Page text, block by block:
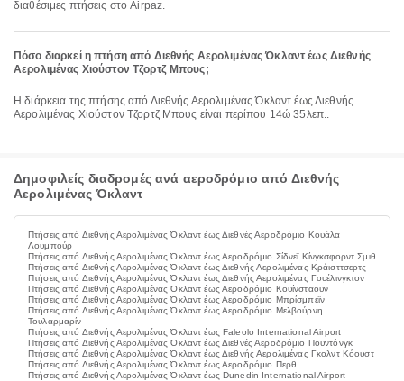
διαθέσιμες πτήσεις στο Airpaz.
Πόσο διαρκεί η πτήση από Διεθνής Αερολιμένας Όκλαντ έως Διεθνής
Αερολιμένας Χιούστον Τζορτζ Μπους;
Η διάρκεια της πτήσης από Διεθνής Αερολιμένας Όκλαντ έως Διεθνής
Αερολιμένας Χιούστον Τζορτζ Μπους είναι περίπου 14ώ 35λεπ..
Δημοφιλείς διαδρομές ανά αεροδρόμιο από Διεθνής
Αερολιμένας Όκλαντ
Πτήσεις από Διεθνής Αερολιμένας Όκλαντ έως Διεθνές Αεροδρόμιο Κουάλα
Λουμπούρ
Πτήσεις από Διεθνής Αερολιμένας Όκλαντ έως Αεροδρόμιο Σίδνεϊ Κίνγκσφορντ Σμιθ
Πτήσεις από Διεθνής Αερολιμένας Όκλαντ έως Διεθνής Αερολιμένας Κράισττσερτς
Πτήσεις από Διεθνής Αερολιμένας Όκλαντ έως Διεθνής Αερολιμένας Γουέλινγκτον
Πτήσεις από Διεθνής Αερολιμένας Όκλαντ έως Αεροδρόμιο Κουίνσταουν
Πτήσεις από Διεθνής Αερολιμένας Όκλαντ έως Αεροδρόμιο Μπρίσμπεϊν
Πτήσεις από Διεθνής Αερολιμένας Όκλαντ έως Αεροδρόμιο Μελβούρνη
Τουλαρμαρίν
Πτήσεις από Διεθνής Αερολιμένας Όκλαντ έως Faleolo International Airport
Πτήσεις από Διεθνής Αερολιμένας Όκλαντ έως Διεθνές Αεροδρόμιο Πουντόνγκ
Πτήσεις από Διεθνής Αερολιμένας Όκλαντ έως Διεθνής Αερολιμένας Γκολντ Κόουστ
Πτήσεις από Διεθνής Αερολιμένας Όκλαντ έως Αεροδρόμιο Περθ
Πτήσεις από Διεθνής Αερολιμένας Όκλαντ έως Dunedin International Airport